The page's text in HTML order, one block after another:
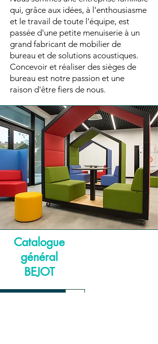
qui, grâce aux idées, à l'enthousiasme
et le travail de toute l'équipe, est
passée d'une petite menuiserie à un
grand fabricant de mobilier de
bureau et de solutions acoustiques.
Concevoir et réaliser des sièges de
bureau est notre passion et une
raison d'être fiers de nous.
Catalogue
général
BEJOT